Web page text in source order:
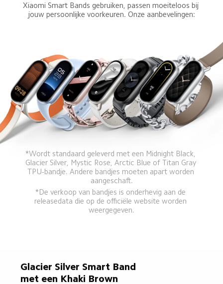
Xiaomi Smart Bands gebruiken, passen moeiteloos bij
jouw persoonlijke voorkeuren. Onze aanbevelingen:
*Wordt standaard geleverd met een Midnight Black,
Glacier Silver, Mystic Rose, Arctic Blue of Titan Gray
TPU-bandje. Andere bandjes moeten apart worden
aangeschaft.
*De verkoop van bandjes is onderhevig aan de
releasedata die op de officiële website worden
weergegeven.
Midnight Black Smart
Band met een Irregular